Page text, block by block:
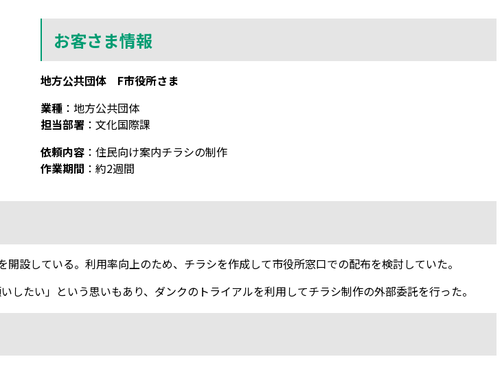
お客さま情報
地方公共団体 F市役所さま
業種 ：地方公共団体
担当部署 ：文化国際課
依頼内容 ：住民向け案内チラシの制作
作業期間 ：約2週間
設している。利用率向上のため、チラシを作成して市役所窓口での配布を検討していた。
たい」という思いもあり、ダンクのトライアルを利用してチラシ制作の外部委託を行った。